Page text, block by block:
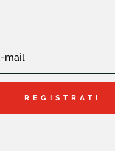
REGISTRATI